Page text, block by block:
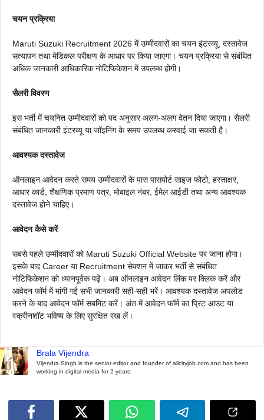
चयन प्रक्रिया
Maruti Suzuki Recruitment 2026 में उम्मीदवारों का चयन इंटरव्यू, दस्तावेज
सत्यापन तथा मेडिकल परीक्षण के आधार पर किया जाएगा। चयन प्रक्रिया से संबंधित
अधिक जानकारी आधिकारिक नोटिफिकेशन में उपलब्ध होगी।
सैलरी विवरण
इस भर्ती में चयनित उम्मीदवारों को पद अनुसार अलग-अलग वेतन दिया जाएगा। सैलरी
संबंधित जानकारी इंटरव्यू या जॉइनिंग के समय उपलब्ध करवाई जा सकती है।
आवश्यक दस्तावेज
ऑनलाइन आवेदन करते समय उम्मीदवारों के पास पासपोर्ट साइज फोटो, हस्ताक्षर,
आधार कार्ड, शैक्षणिक प्रमाण पत्र, मोबाइल नंबर, ईमेल आईडी तथा अन्य आवश्यक
दस्तावेज होने चाहिए।
आवेदन कैसे करें
सबसे पहले उम्मीदवारों को Maruti Suzuki Official Website पर जाना होगा।
इसके बाद Career या Recruitment सेक्शन में जाकर भर्ती से संबंधित
नोटिफिकेशन को ध्यानपूर्वक पढ़ें। अब ऑनलाइन आवेदन लिंक पर क्लिक करें और
आवेदन फॉर्म में मांगी गई सभी जानकारी सही-सही भरें। आवश्यक दस्तावेज अपलोड
करने के बाद आवेदन फॉर्म सबमिट करें। अंत में आवेदन फॉर्म का प्रिंट आउट या
स्क्रीनशॉट भविष्य के लिए सुरक्षित रख लें।
Brala Vijendra
Vijendra Singh is the senior editor and founder of allcityjob.com and has been
working in digital media for 2 years.